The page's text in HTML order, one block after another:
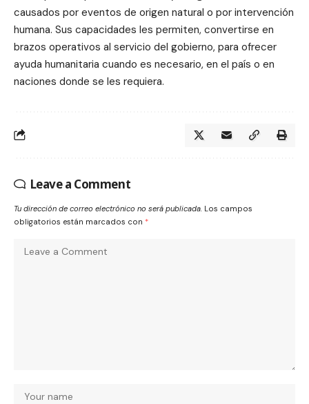
causados por eventos de origen natural o por intervención
humana. Sus capacidades les permiten, convertirse en
brazos operativos al servicio del gobierno, para ofrecer
ayuda humanitaria cuando es necesario, en el país o en
naciones donde se les requiera.
Leave a Comment
Tu dirección de correo electrónico no será publicada. Los campos
obligatorios están marcados con *